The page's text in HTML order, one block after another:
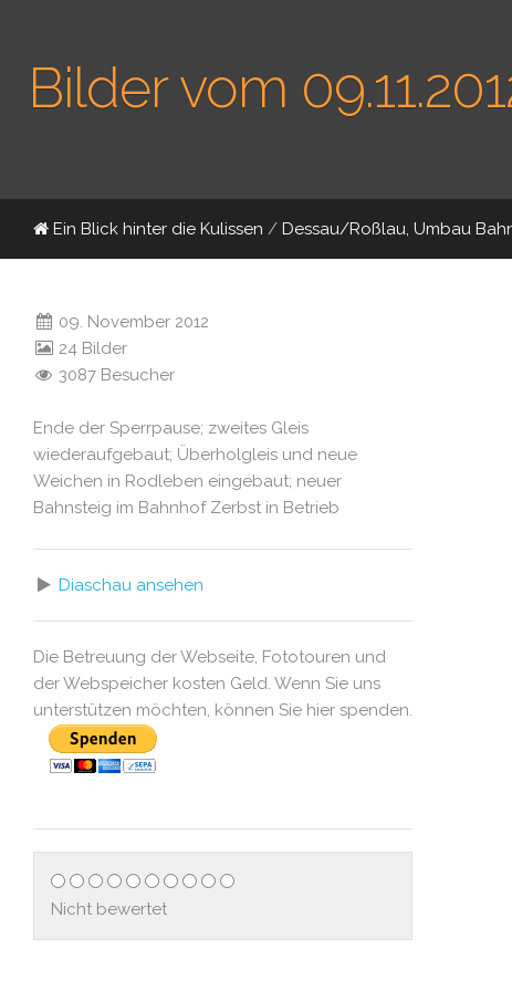
Bilder vom
Ein Blick hinter die Kulissen / Dessau/Roßlau, Umbau
09. November 2012
24 Bilder
3087 Besucher
Ende der Sperrpause; zweites Gleis
wiederaufgebaut; Überholgleis und neue
Weichen in Rodleben eingebaut; neuer
Bahnsteig im Bahnhof Zerbst in Betrieb
Diaschau ansehen
Die Betreuung der Webseite, Fototouren und
der Webspeicher kosten Geld. Wenn Sie uns
unterstützen möchten, können Sie hier spenden.
Nicht bewertet